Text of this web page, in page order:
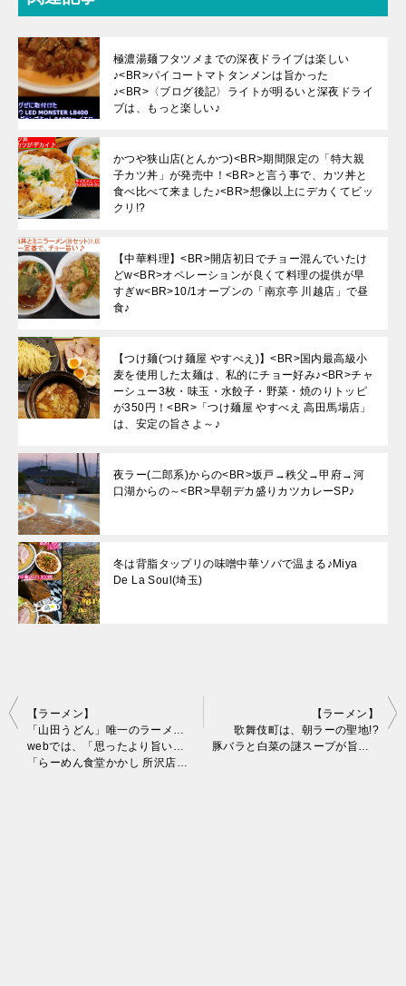
極濃湯麺フタツメまでの深夜ドライブは楽しい
♪<BR>パイコートマトタンメンは旨かった
♪<BR>〈ブログ後記〉ライトが明るいと深夜ドライ
ブは、もっと楽しい♪
かつや狭山店(とんかつ)<BR>期間限定の「特大親
子カツ丼」が発売中！<BR>と言う事で、カツ丼と
食べ比べて来ました♪<BR>想像以上にデカくてビッ
クリ!?
【中華料理】<BR>開店初日でチョー混んでいたけ
どw<BR>オペレーションが良くて料理の提供が早
すぎw<BR>10/1オープンの「南京亭 川越店」で昼
食♪
【つけ麺(つけ麺屋 やすべえ)】<BR>国内最高級小
麦を使用した太麺は、私的にチョー好み♪<BR>チャ
ーシュー3枚・味玉・水餃子・野菜・焼のりトッピ
が350円！<BR>「つけ麺屋 やすべえ 高田馬場店」
は、安定の旨さよ～♪
夜ラー(二郎系)からの<BR>坂戸→秩父→甲府→河
口湖からの～<BR>早朝デカ盛りカツカレーSP♪
冬は背脂タップリの味噌中華ソバで温まる♪Miya
De La Soul(埼玉)
投
【ラーメン】
「山田うどん」唯一のラーメン専門店！
webでは、「思ったより旨い！」が連発中w
「らーめん食堂かかし 所沢店」へ実食して来ました～♪
【ラーメン】
歌舞伎町は、朝ラーの聖地!?
豚バラと白菜の謎スープが旨い「どうとんぼり神座 新宿店」♪